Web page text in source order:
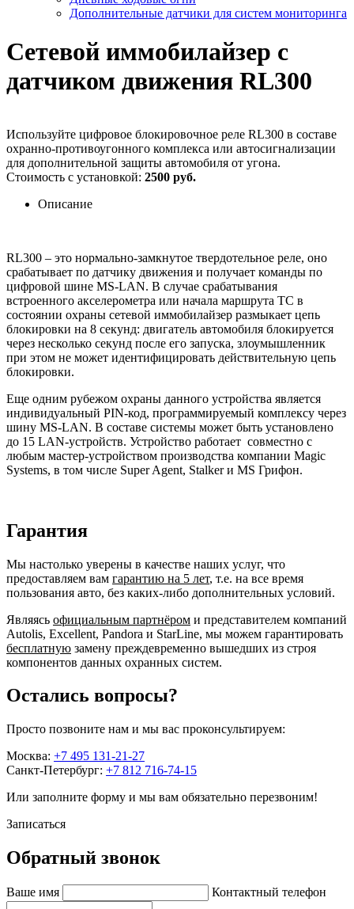
Дополнительные датчики для систем мониторинга
Сетевой иммобилайзер с
датчиком движения RL300
Используйте цифровое блокировочное реле RL300 в составе
охранно-противоугонного комплекса или автосигнализации
для дополнительной защиты автомобиля от угона.
Стоимость с установкой: 2500 руб.
Описание
RL300 – это нормально-замкнутое твердотельное реле, оно
срабатывает по датчику движения и получает команды по
цифровой шине MS-LAN. В случае срабатывания
встроенного акселерометра или начала маршрута ТС в
состоянии охраны сетевой иммобилайзер размыкает цепь
блокировки на 8 секунд: двигатель автомобиля блокируется
через несколько секунд после его запуска, злоумышленник
при этом не может идентифицировать действительную цепь
блокировки.
Еще одним рубежом охраны данного устройства является
индивидуальный PIN-код, программируемый комплексу через
шину MS-LAN. В составе системы может быть установлено
до 15 LAN-устройств. Устройство работает совместно с
любым мастер-устройством производства компании Magic
Systems, в том числе Super Agent, Stalker и MS Грифон.
Гарантия
Мы настолько уверены в качестве наших услуг, что
предоставляем вам гарантию на 5 лет, т.е. на все время
пользования авто, без каких-либо дополнительных условий.
Являясь официальным партнёром и представителем компаний
Autolis, Excellent, Pandora и StarLine, мы можем гарантировать
бесплатную замену преждевременно вышедших из строя
компонентов данных охранных систем.
Остались вопросы?
Просто позвоните нам и мы вас проконсультируем:
Москва: +7 495 131-21-27
Санкт-Петербург: +7 812 716-74-15
Или заполните форму и мы вам обязательно перезвоним!
Записаться
Обратный звонок
Ваше имя Контактный телефон